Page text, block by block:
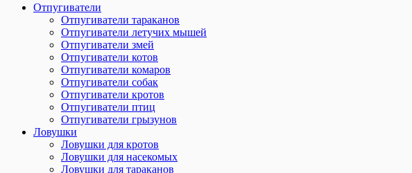
Отпугиватели
Отпугиватели тараканов
Отпугиватели летучих мышей
Отпугиватели змей
Отпугиватели котов
Отпугиватели комаров
Отпугиватели собак
Отпугиватели кротов
Отпугиватели птиц
Отпугиватели грызунов
Ловушки
Ловушки для кротов
Ловушки для насекомых
Ловушки для тараканов